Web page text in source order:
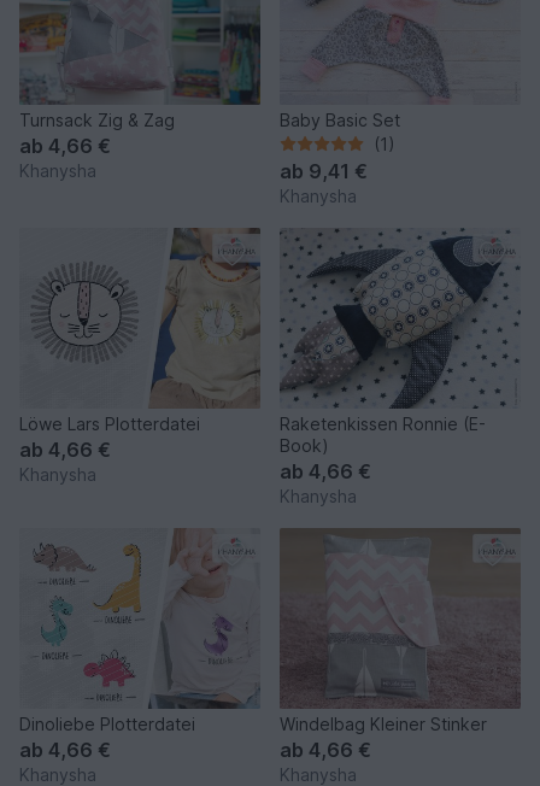
Turnsack Zig & Zag
ab 4,66 €
Khanysha
Baby Basic Set
(1)
ab 9,41 €
Khanysha
Löwe Lars Plotterdatei
ab 4,66 €
Khanysha
Raketenkissen Ronnie (E-
Book)
ab 4,66 €
Khanysha
Dinoliebe Plotterdatei
ab 4,66 €
Khanysha
Windelbag Kleiner Stinker
ab 4,66 €
Khanysha